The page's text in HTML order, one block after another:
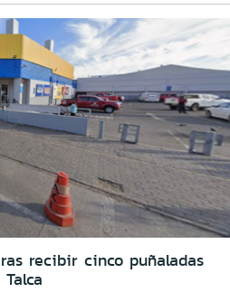
recibir cinco puñaladas